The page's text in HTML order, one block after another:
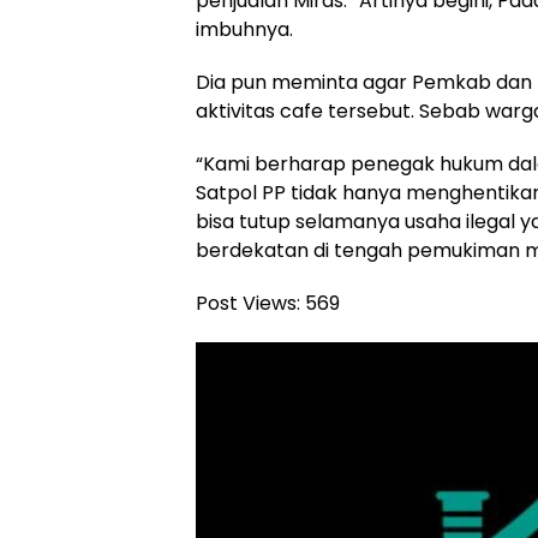
imbuhnya.
Dia pun meminta agar Pemkab
aktivitas cafe tersebut. Sebab
“Kami berharap penegak hukum
Satpol PP tidak hanya
bisa tutup selamanya usaha ilegal
berdekatan di tengah pemukiman
Post Views: 569